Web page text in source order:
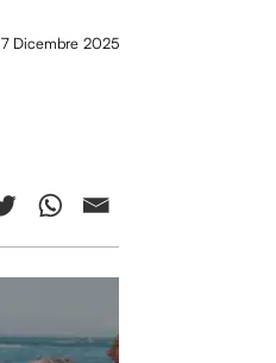
7 Dicembre 2025